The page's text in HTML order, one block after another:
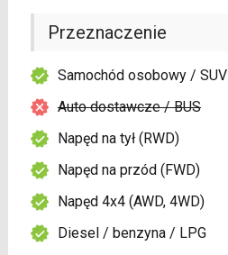
Przeznaczenie
Samochód osobowy / SUV
Auto dostawcze / BUS
Napęd na tył (RWD)
Napęd na przód (FWD)
Napęd 4x4 (AWD, 4WD)
Diesel / benzyna / LPG